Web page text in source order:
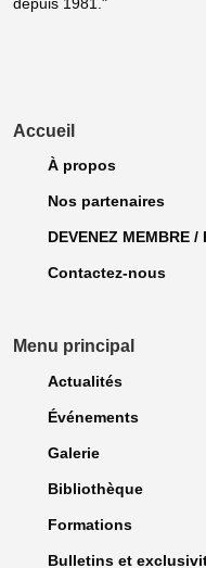
Accueil
À propos
Nos partenaires
DEVENEZ MEMBRE
Contactez-nous
Menu principal
Actualités
Événements
Galerie
Bibliothèque
Formations
Bulletins et